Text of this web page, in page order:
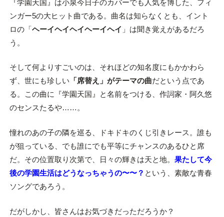
『学園天国』は小泉今日子のカバーでも人気を博した、フィ
ンガー5の大ヒット曲である。曲名は知らなくとも、イント
ロの「ヘーイヘイヘイヘーイヘイ 」は聞き覚えがあるだろ
う。
そして何よりすごいのは、それほどの知名度にもかかわら
ず、世にも珍しい 「席替え」がテーマの曲だという点であ
る。この曲に『学園天国』と名前をつける、作詞家・阿久悠
のセンスたるや……。
憧れのあの子の隣を巡る、ドキドキのくじ引きレース。誰も
が狙っている、でも誰にでも平等にチャンスのあるひと席
だ。その位置取り次第で、日々の輝きは天と地。 果たして今
後の学園生活はどうなっちゃうの〜〜？ という、素敵な青春
ソングであろう。
だがしかし、皆さんはお気づきだっただろうか？